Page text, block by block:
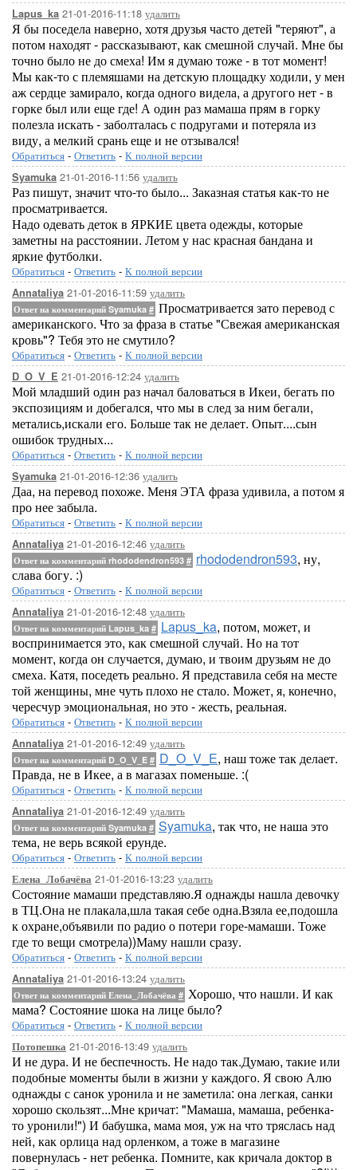
Lapus_ka 21-01-2016-11:18 удалить
Я бы поседела наверно, хотя друзья часто детей "теряют", а
потом находят - рассказывают, как смешной случай. Мне бы
точно было не до смеха! Им я думаю тоже - в тот момент!
Мы как-то с племяшами на детскую площадку ходили, у мен
аж сердце замирало, когда одного видела, а другого нет - в
горке был или еще где! А один раз мамаша прям в горку
полезла искать - заболталась с подругами и потеряла из
виду, а мелкий срань еще и не отзывался!
Обратиться - Ответить - К полной версии
Syamuka 21-01-2016-11:56 удалить
Раз пишут, значит что-то было... Заказная статья как-то не
просматривается.
Надо одевать деток в ЯРКИЕ цвета одежды, которые
заметны на расстоянии. Летом у нас красная бандана и
яркие футболки.
Обратиться - Ответить - К полной версии
Annataliya 21-01-2016-11:59 удалить
Ответ на комментарий Syamuka # Просматривается зато перевод с
американского. Что за фраза в статье "Свежая американская
кровь"? Тебя это не смутило?
Обратиться - Ответить - К полной версии
D_O_V_E 21-01-2016-12:24 удалить
Мой младший один раз начал баловаться в Икеи, бегать по
экспозициям и добегался, что мы в след за ним бегали,
метались,искали его. Больше так не делает. Опыт....сын
ошибок трудных...
Обратиться - Ответить - К полной версии
Syamuka 21-01-2016-12:36 удалить
Даа, на перевод похоже. Меня ЭТА фраза удивила, а потом я
про нее забыла.
Обратиться - Ответить - К полной версии
Annataliya 21-01-2016-12:46 удалить
Ответ на комментарий rhododendron593 # rhododendron593, ну,
слава богу. :)
Обратиться - Ответить - К полной версии
Annataliya 21-01-2016-12:48 удалить
Ответ на комментарий Lapus_ka # Lapus_ka, потом, может, и
воспринимается это, как смешной случай. Но на тот
момент, когда он случается, думаю, и твоим друзьям не до
смеха. Катя, поседеть реально. Я представила себя на месте
той женщины, мне чуть плохо не стало. Может, я, конечно,
чересчур эмоциональная, но это - жесть, реальная.
Обратиться - Ответить - К полной версии
Annataliya 21-01-2016-12:49 удалить
Ответ на комментарий D_O_V_E # D_O_V_E, наш тоже так делает.
Правда, не в Икее, а в магазах поменьше. :(
Обратиться - Ответить - К полной версии
Annataliya 21-01-2016-12:49 удалить
Ответ на комментарий Syamuka # Syamuka, так что, не наша это
тема, не верь всякой ерунде.
Обратиться - Ответить - К полной версии
Елена_Лобачёва 21-01-2016-13:23 удалить
Состояние мамаши представляю.Я однажды нашла девочку
в ТЦ.Она не плакала,шла такая себе одна.Взяла ее,подошла
к охране,объявили по радио о потери горе-мамаши. Тоже
где то вещи смотрела))Маму нашли сразу.
Обратиться - Ответить - К полной версии
Annataliya 21-01-2016-13:24 удалить
Ответ на комментарий Елена_Лобачёва # Хорошо, что нашли. И как
мама? Состояние шока на лице было?
Обратиться - Ответить - К полной версии
Потопешка 21-01-2016-13:49 удалить
И не дура. И не беспечность. Не надо так.Думаю, такие или
подобные моменты были в жизни у каждого. Я свою Алю
однажды с санок уронила и не заметила: она легкая, санки
хорошо скользят...Мне кричат: "Мамаша, мамаша, ребенка-
то уронили!") И бабушка, мама моя, уж на что тряслась над
ней, как орлица над орленком, а тоже в магазине
повернулась - нет ребенка. Помните, как кричала доктор в